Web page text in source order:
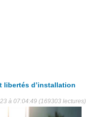
libertés d’installation
à 07:04:49 (169303 lectures)